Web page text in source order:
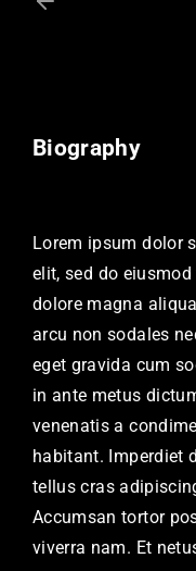
Biography
Lorem ipsum dolor
elit, sed do
dolore magna
arcu non sodales
eget gravida cum
in ante metus
venenatis a
habitant. Imperdiet
tellus cras
Accumsan tortor
viverra nam. Et